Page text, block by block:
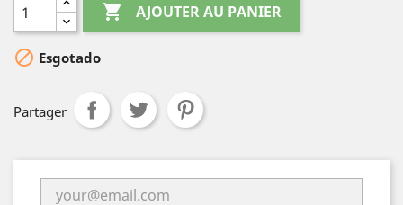
 AJOUTER AU PANIER
 Esgotado
Partager